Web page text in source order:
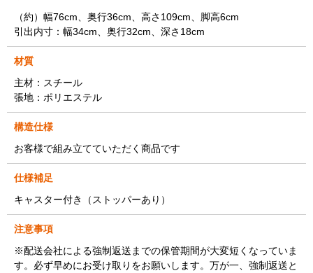
（約）幅76cm、奥行36cm、高さ109cm、脚高6cm
引出内寸：幅34cm、奥行32cm、深さ18cm
材質
主材：スチール
張地：ポリエステル
構造仕様
お客様で組み立てていただく商品です
仕様補足
キャスター付き（ストッパーあり）
注意事項
※配送会社による強制返送までの保管期間が大変短くなっていま
す。必ず早めにお受け取りをお願いします。万が一、強制返送と